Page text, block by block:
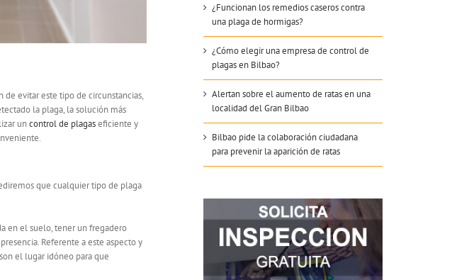
evitar este tipo de circunstancias,
la plaga, la solución más
uncontrol de plagaseficiente y
que cualquier tipo de plaga
en el suelo, tener un fregadero
Referente a este aspecto y
el lugar idóneo para que
¿Funcionan los remedios caseros contra
una plaga de hormigas?
¿Cómo elegir una empresa de control de
plagas en Bilbao?
Alertan sobre el aumento de ratas en una
localidad del Gran Bilbao
Bilbao pide la colaboración ciudadana
para prevenir la aparición de ratas